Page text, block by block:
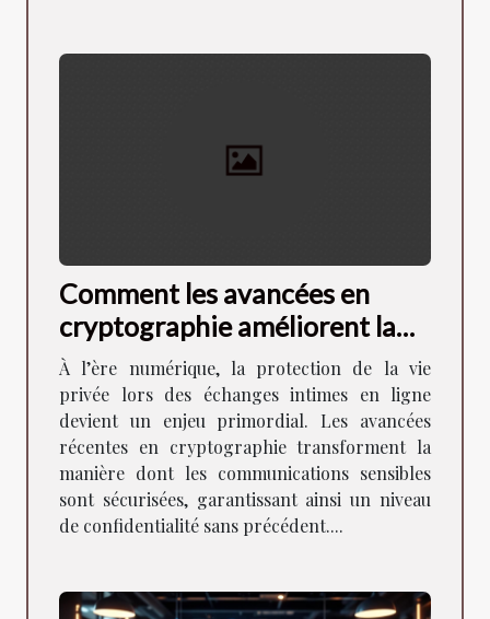
Comment les avancées en
cryptographie améliorent la
sécurité des échanges intimes
?
À l’ère numérique, la protection de la vie
privée lors des échanges intimes en ligne
devient un enjeu primordial. Les avancées
récentes en cryptographie transforment la
manière dont les communications sensibles
sont sécurisées, garantissant ainsi un niveau
de confidentialité sans précédent....